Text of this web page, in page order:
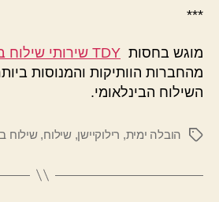
***
מוגש בחסות TDY שירותי שילוח בינלאומי בע"מ
מהחברות הוותיקות והמנוסות
השילוח הבינלאומי.
תגיותהובלה ימית, רילוקיישן,שילוח,שילוח